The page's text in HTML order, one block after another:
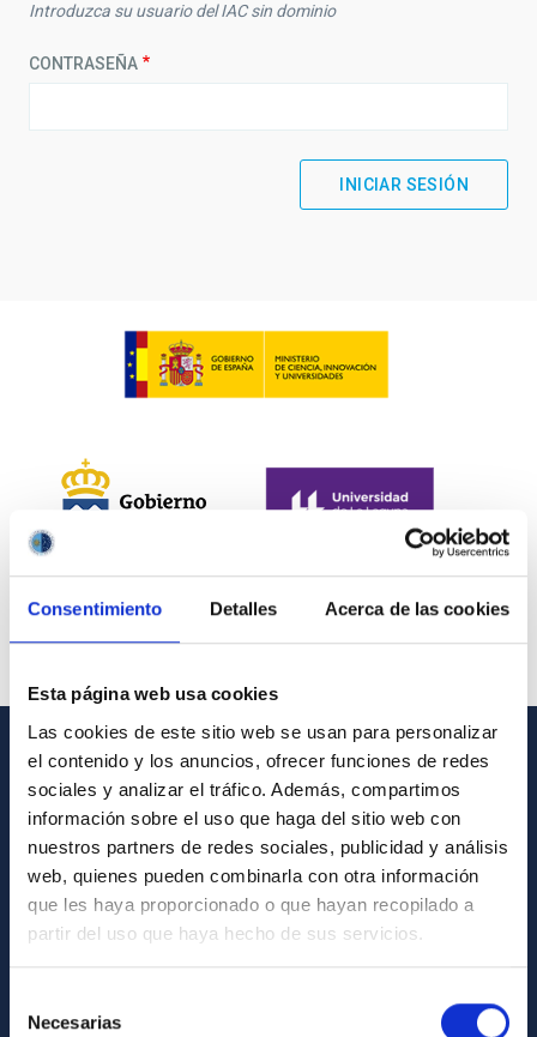
Consentimiento Detalles Acerca de las cookies
Esta página web usa cookies
Las cookies de este sitio web se usan para personalizar
el contenido y los anuncios, ofrecer funciones de redes
sociales y analizar el tráfico. Además, compartimos
información sobre el uso que haga del sitio web con
nuestros partners de redes sociales, publicidad y análisis
web, quienes pueden combinarla con otra información
que les haya proporcionado o que hayan recopilado a
partir del uso que haya hecho de sus servicios.
Necesarias
Introduzca su usuario del IAC sin dominio
CONTRASEÑA
INFORMACIÓN GENERAL
Contacto
Cómo llegar al IAC
Directorio de personal
Biblioteca